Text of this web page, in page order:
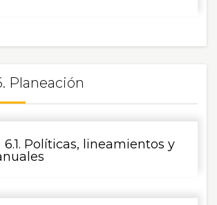
Planeación
6.1. Políticas, lineamientos y